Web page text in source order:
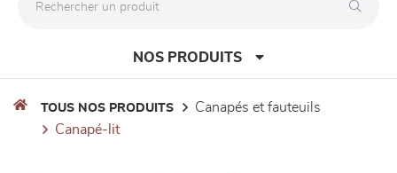
NOS PRODUITS
TOUS NOS PRODUITS
canapés et fauteuils
canapé-lit